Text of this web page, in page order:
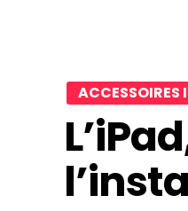
ACCESSOIRES